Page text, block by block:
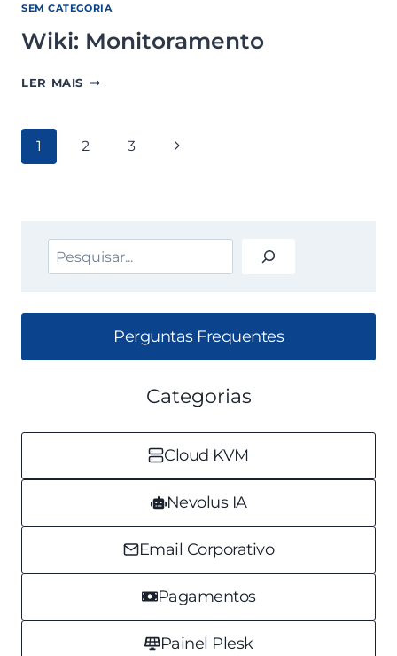
SEM CATEGORIA
Wiki: Monitoramento
LER MAIS WIKI:
Navegação
1 2 3
Página
Pesquisar
Perguntas Frequentes
Categorias
Cloud KVM
Nevolus IA
Email Corporativo
Pagamentos
Painel Plesk